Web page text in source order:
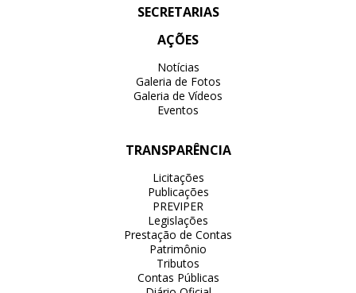
SECRETARIAS
AÇÕES
Notícias
Galeria de Fotos
Galeria de Vídeos
Eventos
TRANSPARÊNCIA
Licitações
Publicações
PREVIPER
Legislações
Prestação de Contas
Patrimônio
Tributos
Contas Públicas